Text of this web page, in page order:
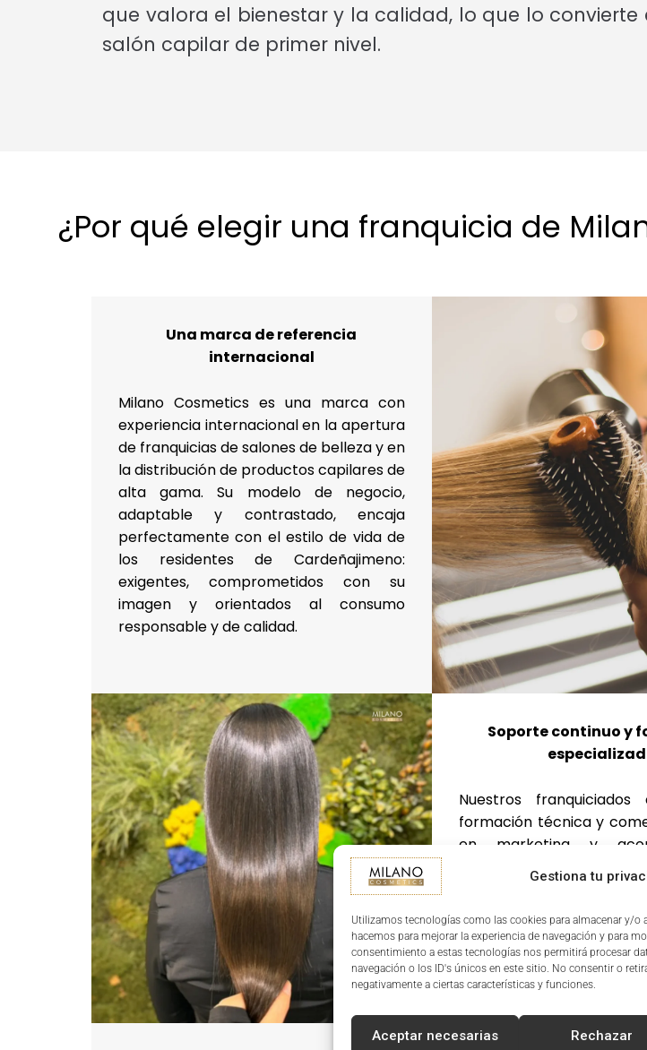
Gestiona tu
Utilizamos tecnologías como las cookies para almacenar y/
hacemos para mejorar la experiencia de navegación y para
consentimiento a estas tecnologías nos permitirá procesar
navegación o los ID's únicos en este sitio. No consentir o
negativamente a ciertas características y funciones.
Aceptar necesarias Rechazar
que valora el bienestar y la calidad, lo que lo
salón capilar de primer nivel.
¿Por qué elegir una franquicia de
Una marca de referencia
internacional
Milano Cosmetics es una marca con
experiencia internacional en la apertura
de franquicias de salones de belleza y en
la distribución de productos capilares de
alta gama. Su modelo de negocio,
adaptable y contrastado, encaja
perfectamente con el estilo de vida de
los residentes de Cardeñajimeno:
exigentes, comprometidos con su
imagen y orientados al consumo
responsable y de calidad.
Soporte continuo y
Nuestros
formación técnica y
en marketing y
continuo en la gestión
estructura de apoyo
implantación
adaptada al perfil
Cardeñajimeno y su